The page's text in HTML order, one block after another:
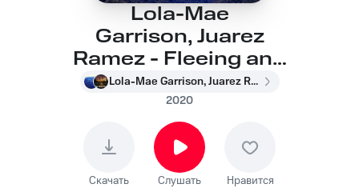
Lola-Mae
Garrison, Juarez
Ramez - Fleeing and
Fever
Lola-Mae Garrison, Juarez Ramez
2020
Скачать Слушать Нравится